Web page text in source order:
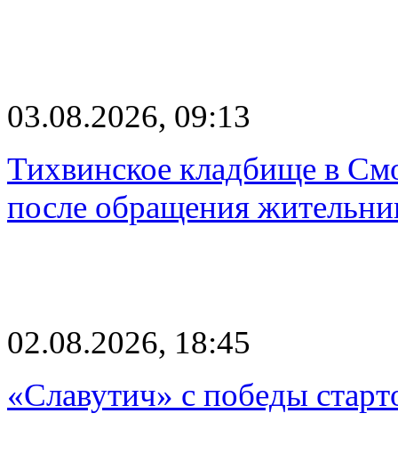
03.08.2026, 09:13
Тихвинское кладбище в
после обращения
02.08.2026, 18:45
«Славутич» с победы